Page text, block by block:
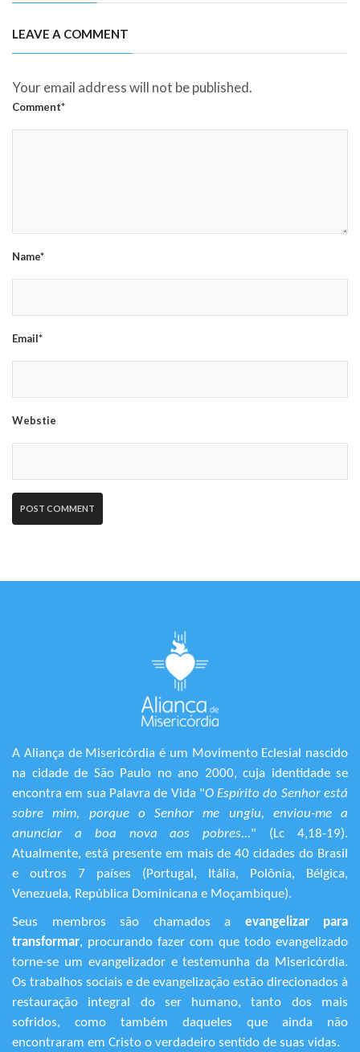
LEAVE A COMMENT
Your email address will not be published.
Comment*
Name*
Email*
Webstie
A Aliança de Misericórdia é um Movimento Eclesial nascido
na cidade de São Paulo no ano 2000, cuja identidade se
encontra em sua Palavra de Vida "O Espírito do Senhor está
sobre mim, porque o Senhor me ungiu, enviou-me a
anunciar a boa nova aos pobres..." (Lc 4,18-19).
Atualmente, está presente em mais de 40 cidades do Brasil
e outros 7 países (Portugal, Itália, Polônia, Bélgica,
Venezuela, República Dominicana e Moçambique).
Seus membros são chamados a evangelizar para
transformar, procurando fazer com que todo evangelizado
torne-se um evangelizador e testemunha da Misericórdia.
Os trabalhos sociais e de evangelização estão direcionados à
restauração integral do ser humano, tanto dos mais
sofridos, como também daqueles que ainda não
encontraram em Cristo o verdadeiro sentido de suas vidas.